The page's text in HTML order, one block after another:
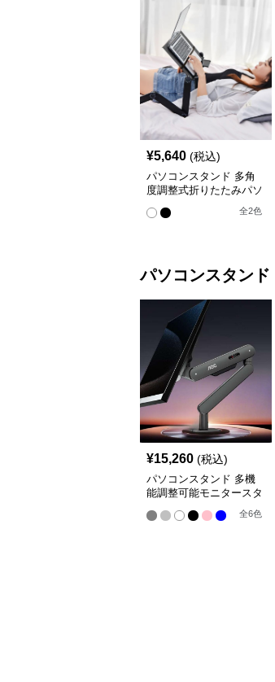
¥5,640 (税込)
パソコンスタンド 多角
度調整式折りたたみパソ
全2色
パソコンスタンド
¥15,260 (税込)
パソコンスタンド 多機
能調整可能モニタースタ
全6色